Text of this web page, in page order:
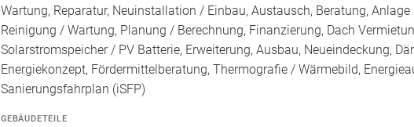
Wartung, Reparatur, Neuinstallation / Einbau, Austausch, Beratung,
Reinigung / Wartung, Planung / Berechnung, Finanzierung, Dach
Solarstromspeicher / PV Batterie, Erweiterung, Ausbau, Neueindeckung,
Energiekonzept, Fördermittelberatung, Thermografie / Wärmebild,
Sanierungsfahrplan (iSFP)
GEBÄUDETEILE